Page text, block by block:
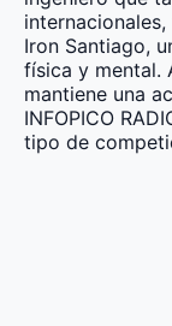
Iron Santiago,
física y mental.
mantiene una
INFOPICO
tipo de